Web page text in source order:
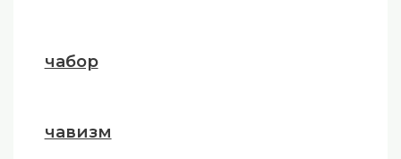
чабор
чавизм